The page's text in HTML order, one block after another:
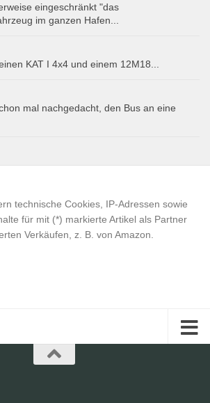
eingeschränkt "das
im ganzen Hafen...
KAT I 4x4 und einem 12M18...
mal nachgedacht, den Bus an eine
technische Cookies, IP-Adressen sowie
für mit (*) markierte Artikel als Partner
Verkäufen, z. B. von Amazon.